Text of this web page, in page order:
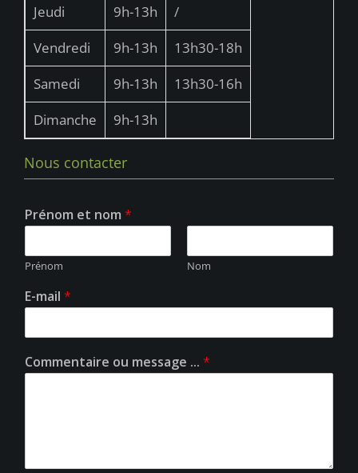
è
m
Jeudi 9h-13h
/
Vendredi
9h-13h
13h30-18h
Samedi
9h-13h
13h30-16h
Dimanche
9h-13h
Nous contacter
Prénom et nom *
Prénom Nom
E-mail *
Commentaire ou message ... *